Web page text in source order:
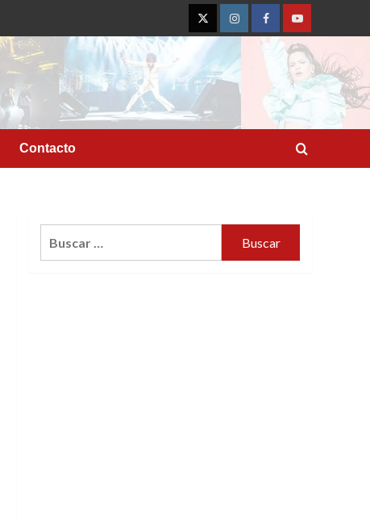
TwitterInstagramFacebookYouTube
Contacto